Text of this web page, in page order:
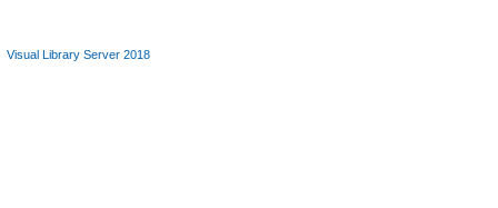
Visual Library Server 2018